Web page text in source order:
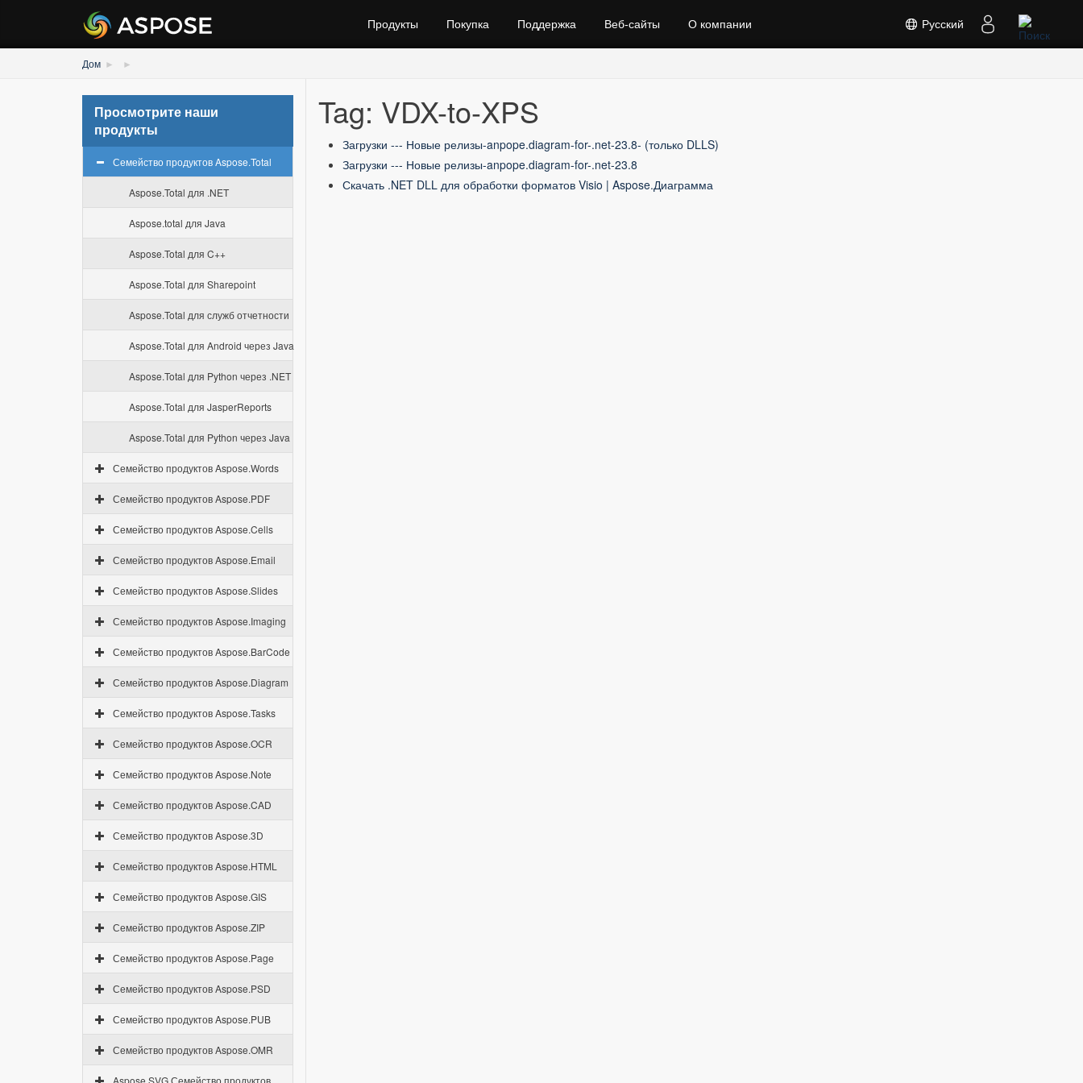
Русский
Продукты Покупка Поддержка Веб‑сайты О компании
Дом
Просмотрите наши
продукты
Семейство продуктов Aspose.Total
Aspose.Total для .NET
Aspose.total для Java
Aspose.Total для C++
Aspose.Total для Sharepoint
Aspose.Total для служб отчетности
Aspose.Total для Android через Java
Aspose.Total для Python через .NET
Aspose.Total для JasperReports
Aspose.Total для Python через Java
Семейство продуктов Aspose.Words
Семейство продуктов Aspose.PDF
Семейство продуктов Aspose.Cells
Семейство продуктов Aspose.Email
Семейство продуктов Aspose.Slides
Семейство продуктов Aspose.Imaging
Семейство продуктов Aspose.BarCode
Семейство продуктов Aspose.Diagram
Семейство продуктов Aspose.Tasks
Семейство продуктов Aspose.OCR
Семейство продуктов Aspose.Note
Семейство продуктов Aspose.CAD
Семейство продуктов Aspose.3D
Семейство продуктов Aspose.HTML
Семейство продуктов Aspose.GIS
Семейство продуктов Aspose.ZIP
Семейство продуктов Aspose.Page
Семейство продуктов Aspose.PSD
Семейство продуктов Aspose.PUB
Семейство продуктов Aspose.OMR
Aspose.SVG Семейство продуктов
Tag: VDX-to-XPS
Загрузки --- Новые релизы-anpope.diagram-for-.net-23.8- (только DLLS)
Загрузки --- Новые релизы-anpope.diagram-for-.net-23.8
Скачать .NET DLL для обработки форматов Visio | Aspose.Диаграмма